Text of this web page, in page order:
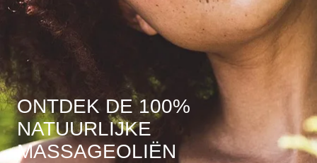
ONTDEK DE 100%
NATUURLIJKE
MASSAGEOLIËN